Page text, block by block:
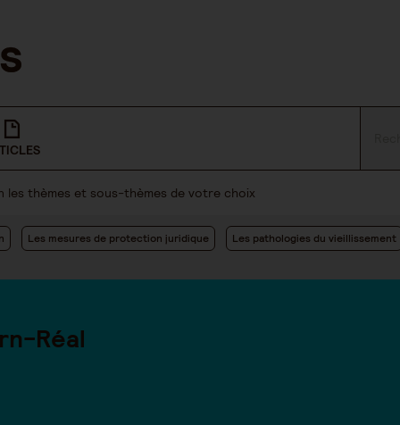
thèmes et sous-thèmes de votre choix
Les mesures de protection juridique Les pathologies du vieillissement
Réal